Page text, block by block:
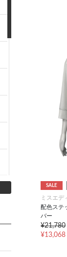
SALE
ミスエデ
配色ステ
バー
¥21,780
¥13,068